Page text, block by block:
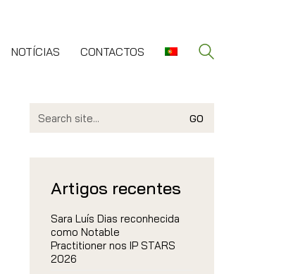
NOTÍCIAS CONTACTOS
for:
Artigos recentes
Sara Luís Dias reconhecida
como Notable
Practitioner nos IP STARS
2026